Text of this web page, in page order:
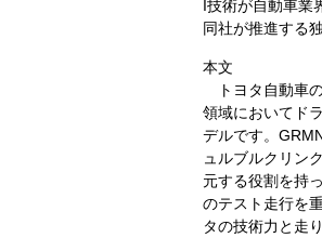
I技術が自動車業
同社が推進する
本文
トヨタ自動車
領域においてド
デルです。
ュルブルクリン
元する役割を持
のテスト走行を
タの技術力と走